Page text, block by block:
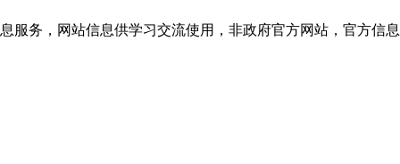
务，网站信息供学习交流使用，非政府官方网站，官方信